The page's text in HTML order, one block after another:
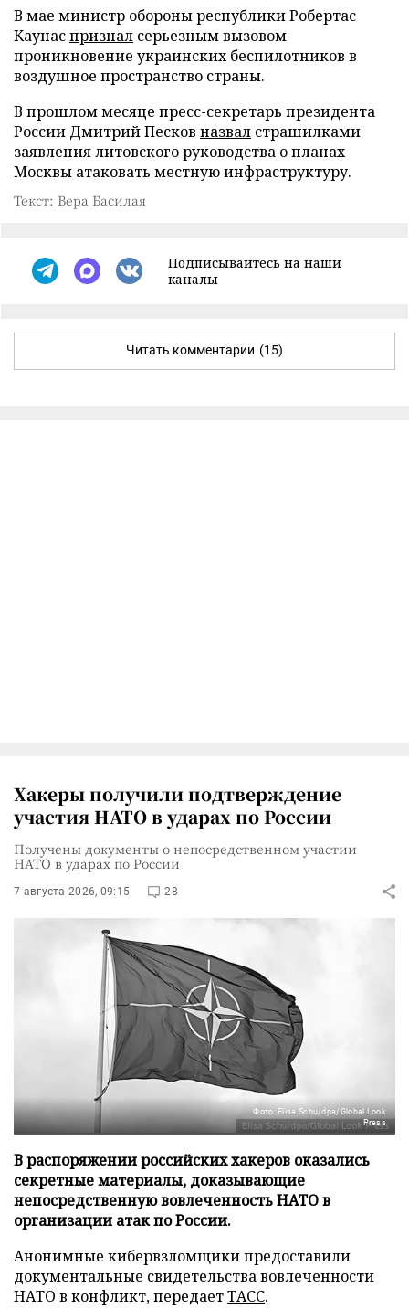
В мае министр обороны республики Робертас
Каунаспризнал серьезным вызовом
проникновение украинских беспилотников в
воздушное пространство страны.
В прошлом месяце пресс-секретарь президента
России Дмитрий Песков назвал страшилками
заявления литовского руководства о планах
Москвы атаковать местную инфраструктуру.
Текст: Вера Басилая
Подписывайтесь на наши
каналы
Читать комментарии (15)
Хакеры получили подтверждение
участия НАТО в ударах по России
Получены документы о непосредственном участии
НАТО в ударах по России
7 августа 2026, 09:15 28
Фото: Elisa Schu/dpa/Global Look
Press
В распоряжении российских хакеров оказались
секретные материалы, доказывающие
непосредственную вовлеченность НАТО в
организации атак по России.
Анонимные кибервзломщики предоставили
документальные свидетельства вовлеченности
НАТО в конфликт, передаетТАСС.